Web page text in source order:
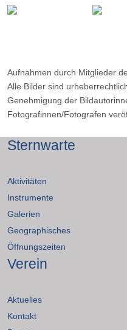
Ort: Vorhegg (Kärnten)
Aufnahmen durch Mitglieder
Alle Bilder sind
Genehmigung der
Fotografinnen/Fotografen
Sternwarte
Aktivitäten
Instrumente
Galerien
Geographisches
Öffnungszeiten
Verein
Aktuelles
Kontakt